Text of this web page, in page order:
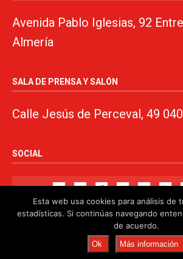
Avenida Pablo Iglesias, 92
Almería
SALA DE PRENSA Y SALÓN
Calle Jesús de Perceval, 49
SOCIAL
© 2024. PSOE de Almería · 950750000 ·
psoe@psoe-almeria.com·Aviso
Esta web usa cookies para análisis de
estadísticas. Si continúas navegando
de acuerdo.
Ok Más información